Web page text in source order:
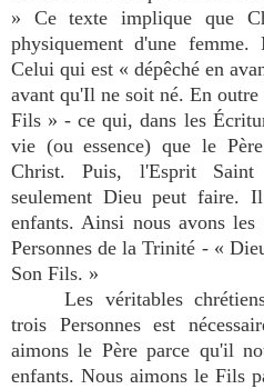
» Ce texte implique que
physiquement d'une
Celui qui est « dépêché en
avant qu'Il ne soit né. En
Fils » - ce qui, dans les
vie (ou essence) que le
Christ. Puis, l'Esprit
seulement Dieu peut faire.
enfants. Ainsi nous avons
Personnes de la Trinité - «
Son Fils. »
Les véritables
trois Personnes est
aimons le Père parce qu'il
enfants. Nous aimons le Fils